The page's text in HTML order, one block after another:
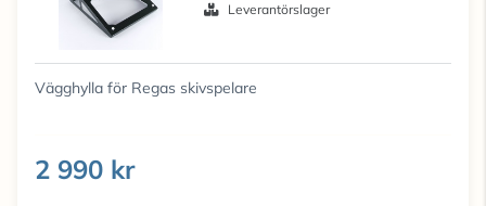
Leverantörslager
Vägghylla för Regas skivspelare
2 990 kr